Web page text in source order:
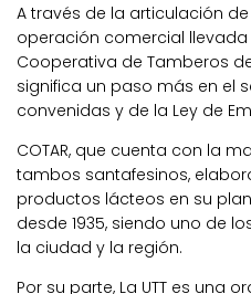
A través de la articulación de
operación comercial
Cooperativa de Tamberos
significa un paso más en el
convenidas y de la Ley de
COTAR, que cuenta con la
tambos santafesinos,
productos lácteos en su
desde 1935, siendo uno de
la ciudad y la región.
Por su parte, La UTT es una